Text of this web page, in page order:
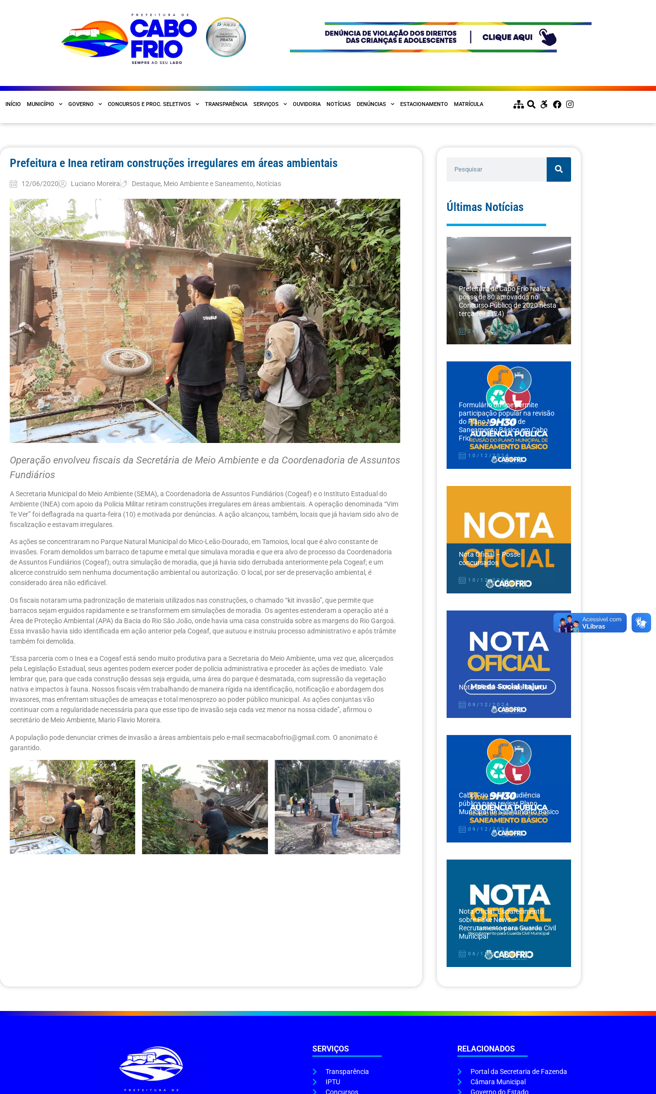
INÍCIO MUNICÍPIO GOVERNO CONCURSOS E PROC. SELETIVOS TRANSPARÊNCIA SERVIÇOS OUVIDORIA NOTÍCIAS DENÚNCIAS ESTACIONAMENTO MATRÍCULA
Prefeitura e Inea retiram construções irregulares em áreas ambientais
12/06/2020 Luciano Moreira Destaque, Meio Ambiente e Saneamento, Notícias
Operação envolveu fiscais da Secretária de Meio Ambiente e da Coordenadoria de Assuntos
Fundiários
A Secretaria Municipal do Meio Ambiente (SEMA), a Coordenadoria de Assuntos Fundiários (Cogeaf) e o Instituto Estadual do
Ambiente (INEA) com apoio da Polícia Militar retiram construções irregulares em áreas ambientais. A operação denominada “Vim
Te Ver” foi deflagrada na quarta-feira (10) e motivada por denúncias. A ação alcançou, também, locais que já haviam sido alvo de
fiscalização e estavam irregulares.
As ações se concentraram no Parque Natural Municipal do Mico-Leão-Dourado, em Tamoios, local que é alvo constante de
invasões. Foram demolidos um barraco de tapume e metal que simulava moradia e que era alvo de processo da Coordenadoria
de Assuntos Fundiários (Cogeaf); outra simulação de moradia, que já havia sido derrubada anteriormente pela Cogeaf; e um
alicerce construído sem nenhuma documentação ambiental ou autorização. O local, por ser de preservação ambiental, é
considerado área não edificável.
Os fiscais notaram uma padronização de materiais utilizados nas construções, o chamado “kit invasão”, que permite que
barracos sejam erguidos rapidamente e se transformem em simulações de moradia. Os agentes estenderam a operação até a
Área de Proteção Ambiental (APA) da Bacia do Rio São João, onde havia uma casa construída sobre as margens do Rio Gargoá.
Essa invasão havia sido identificada em ação anterior pela Cogeaf, que autuou e instruiu processo administrativo e após trâmite
também foi demolida.
“Essa parceria com o Inea e a Cogeaf está sendo muito produtiva para a Secretaria do Meio Ambiente, uma vez que, alicerçados
pela Legislação Estadual, seus agentes podem exercer poder de polícia administrativa e proceder às ações de imediato. Vale
lembrar que, para que cada construção dessas seja erguida, uma área do parque é desmatada, com supressão da vegetação
nativa e impactos à fauna. Nossos fiscais vêm trabalhando de maneira rígida na identificação, notificação e abordagem dos
invasores, mas enfrentam situações de ameaças e total menosprezo ao poder público municipal. As ações conjuntas vão
continuar com a regularidade necessária para que esse tipo de invasão seja cada vez menor na nossa cidade”, afirmou o
secretário de Meio Ambiente, Mario Flavio Moreira.
A população pode denunciar crimes de invasão a áreas ambientais pelo e-mail secmacabofrio@gmail.com. O anonimato é
garantido.
Últimas Notícias
Prefeitura de Cabo Frio realiza
posse de 80 aprovados no
Concurso Público de 2020 nesta
terça-feira (24)
24/12/2024
Formulário on-line permite
participação popular na revisão
do Plano Municipal de
Saneamento Básico em Cabo
Frio
10/12/2024
Nota Oficial – Posse
concursados
10/12/2024
Nota Oficial – Moeda Itajuru
09/12/2024
Cabo Frio realiza audiência
pública para revisar Plano
Municipal de Saneamento Básico
09/12/2024
Nota Oficial: Esclarecimento
sobre Fake News –
Recrutamento para Guarda Civil
Municipal
06/12/2024
SERVIÇOS
Transparência
IPTU
Concursos
RELACIONADOS
Portal da Secretaria de Fazenda
Câmara Municipal
Governo do Estado